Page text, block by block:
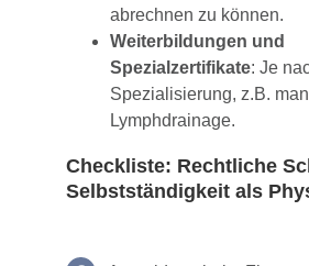
abrechnen zu können.
Weiterbildungen und
Spezialzertifikate: Je
Spezialisierung, z.B.
Lymphdrainage.
Checkliste: Rechtliche
Selbstständigkeit als